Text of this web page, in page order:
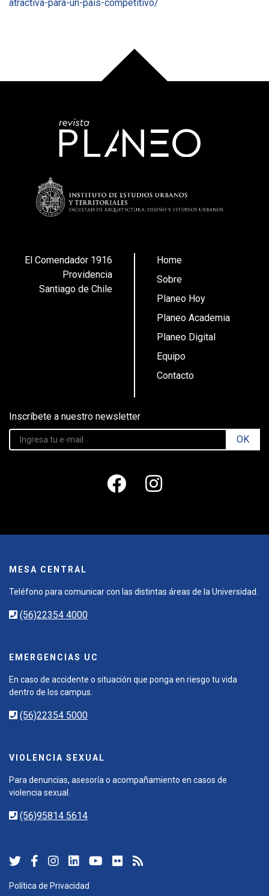
atractiva-para-un-pais-competitivo/
El Comendador 1916
Providencia
Santiago de Chile
Home
Sobre
Planeo Hoy
Planeo Academia
Planeo Digital
Equipo
Contacto
Inscríbete a nuestro newsletter
OK
MESA CENTRAL
Teléfono para comunicar con las distintas áreas de la Universidad.
(56)22354 4000
EMERGENCIAS UC
En caso de accidente o situación que ponga en riesgo tu vida
dentro de los campus.
(56)22354 5000
VIOLENCIA SEXUAL
Para denuncias, asesoría o acompañamiento en casos de
violencia sexual.
(56)95814 5614
Política de Privacidad